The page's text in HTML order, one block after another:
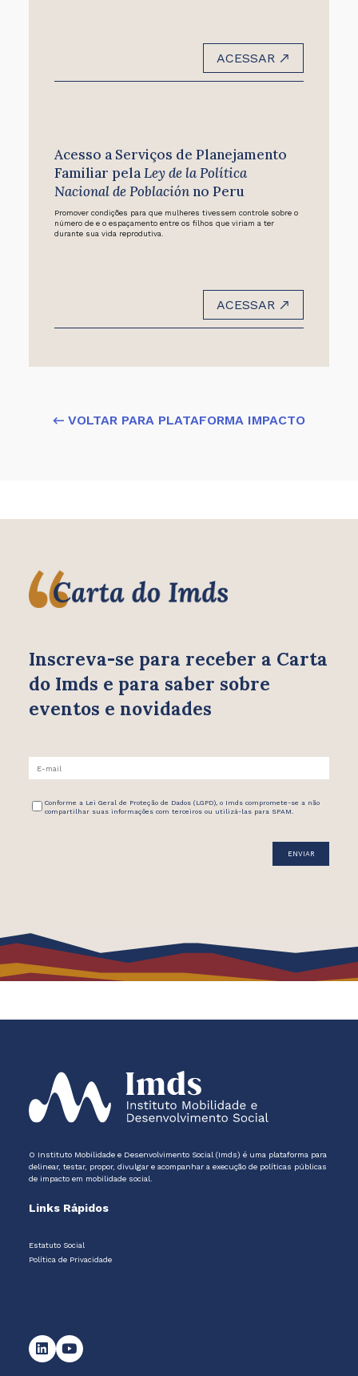
ACESSAR
Acesso a Serviços de Planejamento
Familiar pelaLey de la Política
Nacional de Poblaciónno Peru
Promover condições para que mulheres tivessem controle sobre o
número de e o espaçamento entre os filhos que viriam a ter
durante sua vida reprodutiva.
ACESSAR
← VOLTAR PARA PLATAFORMA IMPACTO
Inscreva-se para receber a Carta
do Imds e para saber sobre
eventos e novidades
Conforme a Lei Geral de Proteção de Dados (LGPD), o Imds compromete-se a não
compartilhar suas informações com terceiros ou utilizá-las para SPAM.
O Instituto Mobilidade e Desenvolvimento Social (Imds) é uma plataforma para
delinear, testar, propor, divulgar e acompanhar a execução de políticas públicas
de impacto em mobilidade social.
Links Rápidos
Estatuto Social
Política de Privacidade